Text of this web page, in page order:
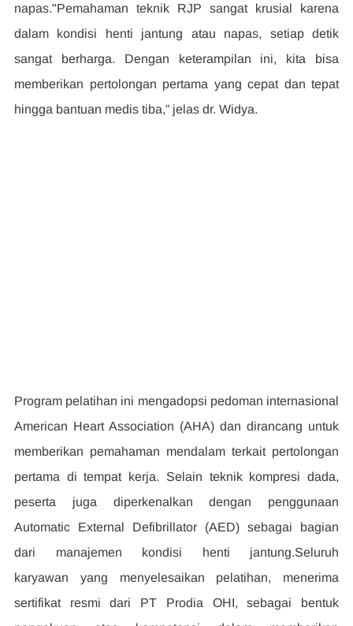
napas."Pemahaman teknik RJP sangat krusial karena
dalam kondisi henti jantung atau napas, setiap detik
sangat berharga. Dengan keterampilan ini, kita bisa
memberikan pertolongan pertama yang cepat dan tepat
hingga bantuan medis tiba,” jelas dr. Widya.
Program pelatihan ini mengadopsi pedoman internasional
American Heart Association (AHA) dan dirancang untuk
memberikan pemahaman mendalam terkait pertolongan
pertama di tempat kerja. Selain teknik kompresi dada,
peserta juga diperkenalkan dengan penggunaan
Automatic External Defibrillator (AED) sebagai bagian
dari manajemen kondisi henti jantung.Seluruh
karyawan yang menyelesaikan pelatihan, menerima
sertifikat resmi dari PT Prodia OHI, sebagai bentuk